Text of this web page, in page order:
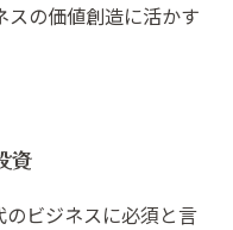
スの価値創造に活かす
資
ビジネスに必須と言